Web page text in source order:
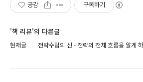
공감 구독하기
'책 리뷰'의 다른글
현재글 전략수립의 신 - 전략의 전체 흐름을 알게